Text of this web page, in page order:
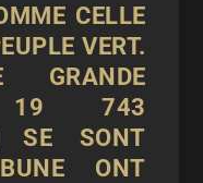
CELLE
VERT.
GRANDE
19 743
SE SONT
ONT